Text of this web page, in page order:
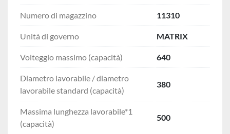
Numero di magazzino 11310
Unità di governo MATRIX
Volteggio massimo (capacità) 640
Diametro lavorabile / diametro
lavorabile standard (capacità)
380
Massima lunghezza lavorabile*1
(capacità)
500